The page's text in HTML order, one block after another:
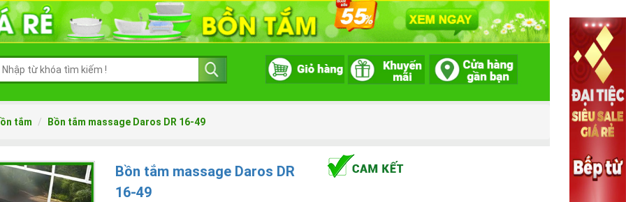
tắm Bồn tắm massage Daros DR 16-49
Bồn tắm massage Daros DR
16-49